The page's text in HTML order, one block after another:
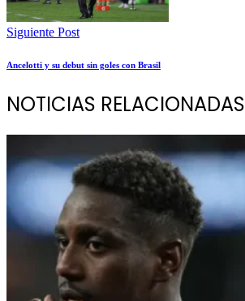
Siguiente Post
Ancelotti y su debut sin goles con Brasil
NOTICIAS RELACIONADAS